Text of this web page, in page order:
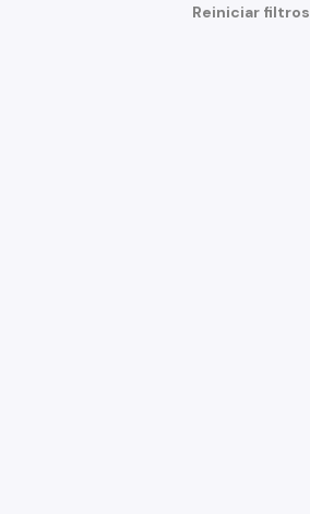
Creta GrandReiniciar filtros